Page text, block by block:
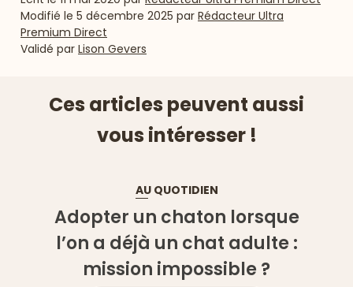
Modifié le 5 décembre 2025 par Rédacteur Ultra
Premium Direct
Validé par Lison Gevers
Ces articles peuvent aussi
vous intéresser !
AU QUOTIDIEN
Adopter un chaton lorsque
l’on a déjà un chat adulte :
mission impossible ?